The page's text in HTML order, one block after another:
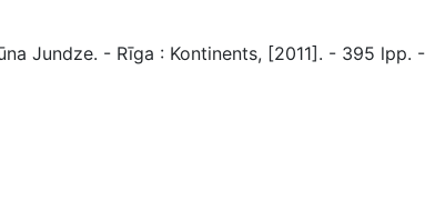
Jundze. - Rīga : Kontinents, [2011]. - 395 lpp.